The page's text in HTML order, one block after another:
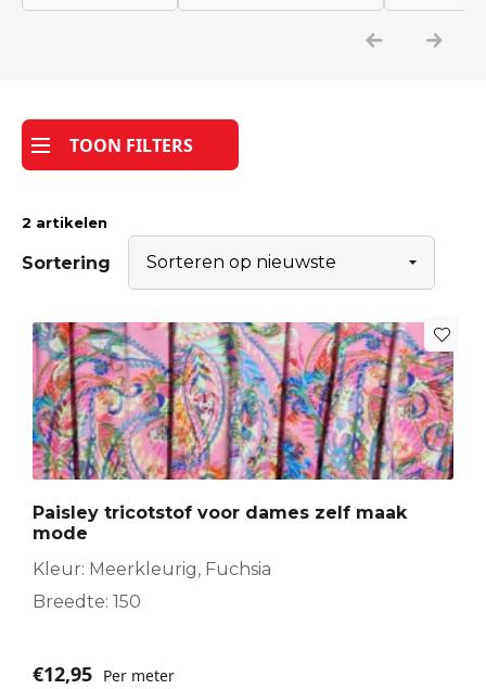
Katoen
Tijdpakker stof
TOON FILTERS
2 artikelen
Sortering
Paisley tricotstof voor dames zelf maak
mode
Kleur: Meerkleurig, Fuchsia
Breedte: 150
€12,95 Per meter